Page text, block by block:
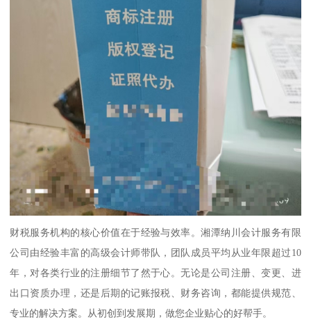
财税服务机构的核心价值在于经验与效率。湘潭纳川会计服务有限
公司由经验丰富的高级会计师带队，团队成员平均从业年限超过10
年，对各类行业的注册细节了然于心。无论是公司注册、变更、进
出口资质办理，还是后期的记账报税、财务咨询，都能提供规范、
专业的解决方案。从初创到发展期，做您企业贴心的好帮手。